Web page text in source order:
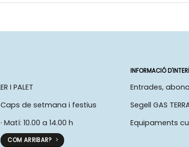
I PALET
Caps de setmana i festius
· Matí: 10.00 a 14.00 h
COM ARRIBAR?
INFORMACIÓ
Entrades,
Segell GAS
Equipaments